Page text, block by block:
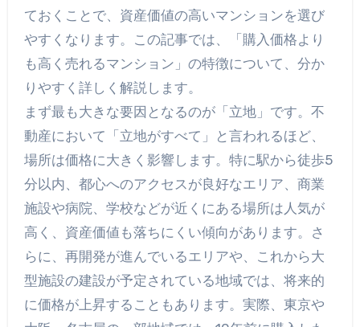
ておくことで、資産価値の高いマンションを選び
やすくなります。この記事では、「購入価格より
も高く売れるマンション」の特徴について、分か
りやすく詳しく解説します。
まず最も大きな要因となるのが「立地」です。不
動産において「立地がすべて」と言われるほど、
場所は価格に大きく影響します。特に駅から徒歩5
分以内、都心へのアクセスが良好なエリア、商業
施設や病院、学校などが近くにある場所は人気が
高く、資産価値も落ちにくい傾向があります。さ
らに、再開発が進んでいるエリアや、これから大
型施設の建設が予定されている地域では、将来的
に価格が上昇することもあります。実際、東京や